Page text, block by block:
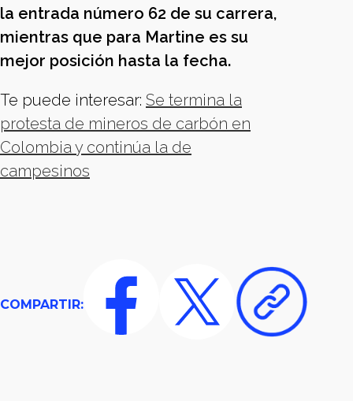
la entrada número 62 de su carrera,
mientras que para Martine es su
mejor posición hasta la fecha.
Te puede interesar: Se termina la
protesta de mineros de carbón en
Colombia y continúa la de
campesinos
COMPARTIR: